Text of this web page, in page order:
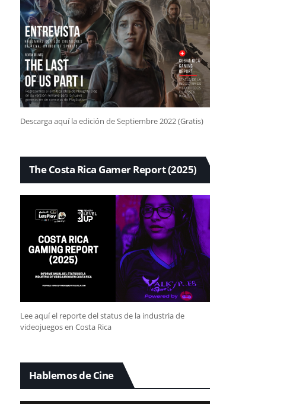
Descarga aquí la edición de Septiembre 2022 (Gratis)
The Costa Rica Gamer Report (2025)
Lee aquí el reporte del status de la industria de
videojuegos en Costa Rica
Hablemos de Cine